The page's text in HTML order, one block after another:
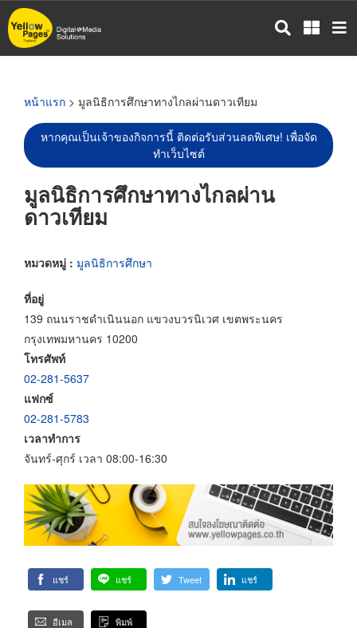
ข้าม
ไป
หน้าแรก > มูลนิธิการศึกษาทางไกลผ่านดาวเทียม
หากคุณเป็นเจ้าของกิจการนี้ ติดต่อรับส่วนลดพิเศษ! เพื่อจัด
ทำเว็บไซต์
มูลนิธิการศึกษาทางไกลผ่าน
ดาวเทียม
หมวดหมู่ : มูลนิธิการศึกษา
ที่อยู่
139 ถนนราชดำเนินนอก แขวงบวรนิเวศ เขตพระนคร
กรุงเทพมหานคร 10200
โทรศัพท์
02-281-5637
แฟกซ์
02-281-5783
เวลาทำการ
จันทร์-ศุกร์ เวลา 08:00-16:30
แชร์ แชร์ Tweet แชร์
อีเมล พิมพ์